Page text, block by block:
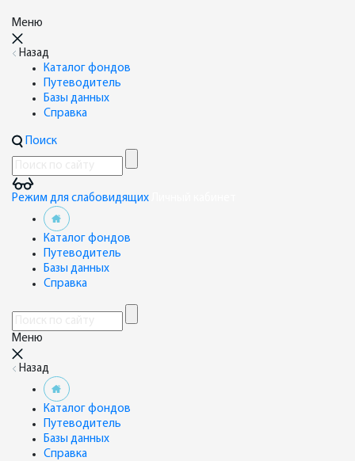
Меню
Назад
Каталог фондов
Путеводитель
Базы данных
Справка
Поиск
Режим для слабовидящих
Каталог фондов
Путеводитель
Базы данных
Справка
Меню
Назад
Каталог фондов
Путеводитель
Базы данных
Справка